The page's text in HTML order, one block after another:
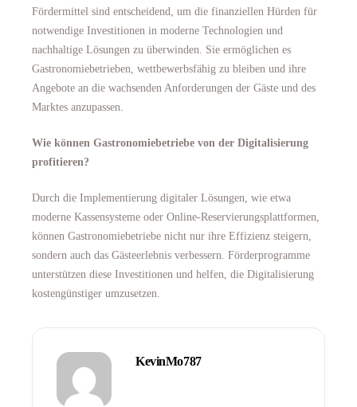
Fördermittel sind entscheidend, um die finanziellen Hürden für
notwendige Investitionen in moderne Technologien und
nachhaltige Lösungen zu überwinden. Sie ermöglichen es
Gastronomiebetrieben, wettbewerbsfähig zu bleiben und ihre
Angebote an die wachsenden Anforderungen der Gäste und des
Marktes anzupassen.
Wie können Gastronomiebetriebe von der Digitalisierung
profitieren?
Durch die Implementierung digitaler Lösungen, wie etwa
moderne Kassensysteme oder Online-Reservierungsplattformen,
können Gastronomiebetriebe nicht nur ihre Effizienz steigern,
sondern auch das Gästeerlebnis verbessern. Förderprogramme
unterstützen diese Investitionen und helfen, die Digitalisierung
kostengünstiger umzusetzen.
KevinMo787